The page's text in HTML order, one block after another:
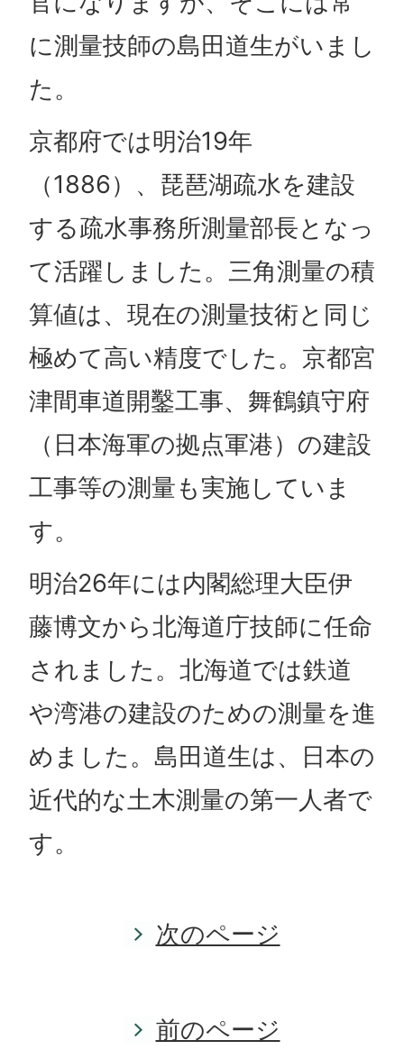
に測量技師の島田道生がいまし
た。
京都府では明治19年
（1886）、琵琶湖疏水を建設
する疏水事務所測量部長となっ
て活躍しました。三角測量の積
算値は、現在の測量技術と同じ
極めて高い精度でした。京都宮
津間車道開鑿工事、舞鶴鎮守府
（日本海軍の拠点軍港）の建設
工事等の測量も実施していま
す。
明治26年には内閣総理大臣伊
藤博文から北海道庁技師に任命
されました。北海道では鉄道
や湾港の建設のための測量を進
めました。島田道生は、日本の
近代的な土木測量の第一人者で
す。
次のページ
前のページ